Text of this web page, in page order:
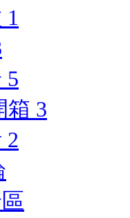
1
5
箱 3
2